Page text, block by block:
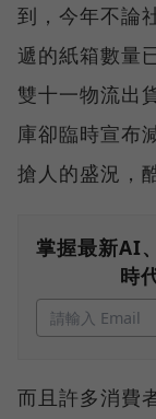
到，今年不論
遞的紙箱數量
雙十一物流出
庫卻臨時宣布
搶人的盛況，
掌握最新AI
時
而且許多消費